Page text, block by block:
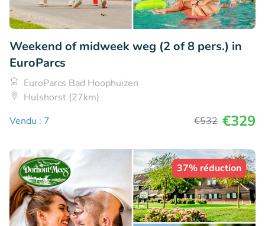
Weekend of midweek weg (2 of 8 pers.) in
EuroParcs
EuroParcs Bad Hoophuizen
Hulshorst (27km)
Vendu : 7
€532 €329
37% réduction